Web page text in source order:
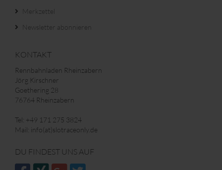
Merkzettel
Newsletter abonnieren
KONTAKT
Rennbahnladen Rheinzabern
Jörg Kirschner
Goethering 28
76764 Rheinzabern
Tel: +49 171 275 3824
Mail: info(at)slotraceonly.de
DU FINDEST UNS AUF